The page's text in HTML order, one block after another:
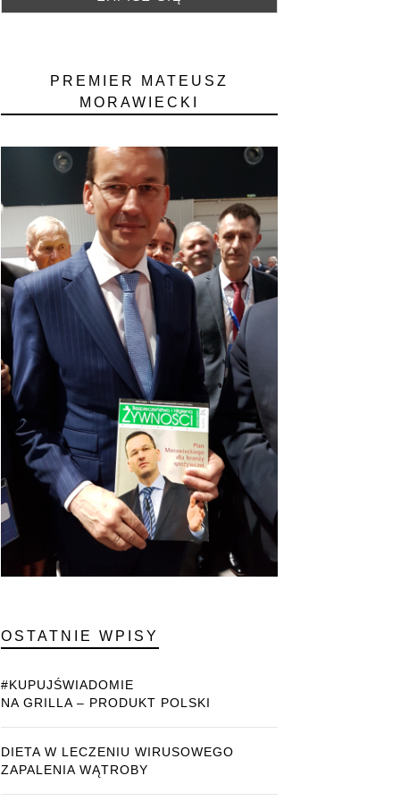
PREMIER MATEUSZ
MORAWIECKI
OSTATNIE WPISY
#KUPUJŚWIADOMIE
NA GRILLA – PRODUKT POLSKI
DIETA W LECZENIU WIRUSOWEGO
ZAPALENIA WĄTROBY